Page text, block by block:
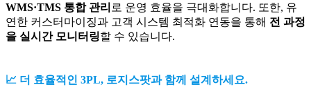
WMS·TMS 통합 관리 로 운영 효율을 극대화합니다. 또한, 유
연한 커스터마이징과 고객 시스템 최적화 연동을 통해 전 과정
을 실시간 모니터링할 수 있습니다.
📈 더 효율적인 3PL, 로지스팟과 함께 설계하세요.